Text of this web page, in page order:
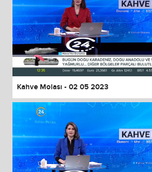
Kahve Molası - 02 05 2023